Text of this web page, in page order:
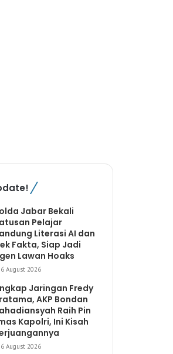
Jabar Bekali
Pelajar
Literasi AI dan
Fakta, Siap Jadi
Lawan Hoaks
6 August 2026
Jaringan Fredy
AKP Bondan
Raih Pin
Kapolri, Ini Kisah
6 August 2026